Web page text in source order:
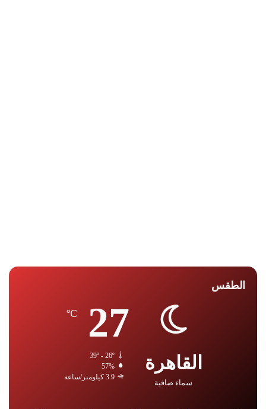
الطقس
القاهرة
سماء صافية
27
℃
39º - 26º
57%
3.9 كيلومتر/ساعة